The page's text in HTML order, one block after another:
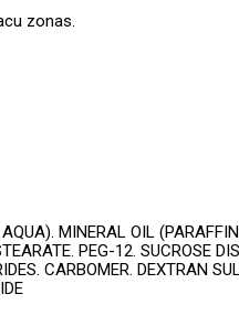
zonas.
MINERAL OIL
PEG-12. SUCROSE
CARBOMER. DEXTRAN